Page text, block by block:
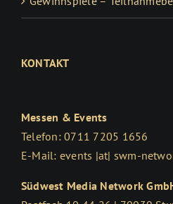
KONTAKT
Messen & Events
Telefon: 0711 7205 1656
E-Mail: events |at| swm-
Südwest Media Network